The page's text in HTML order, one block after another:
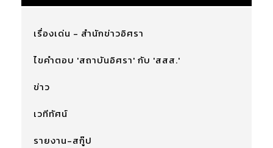
เรื่องเด่น - สำนักข่าวอิศรา
ไขคำตอบ 'สถาบันอิศรา' กับ 'สสส.'
ข่าว
เวทีทัศน์
รายงาน-สกู๊ป